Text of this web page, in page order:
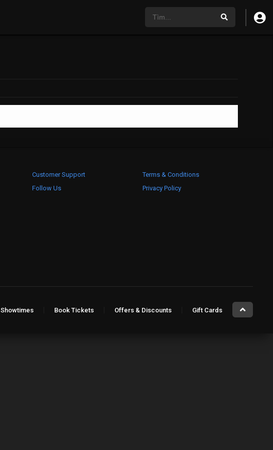
Customer Support
Follow Us
Terms & Conditions
Privacy Policy
Showtimes Book Tickets Offers & Discounts Gift Cards